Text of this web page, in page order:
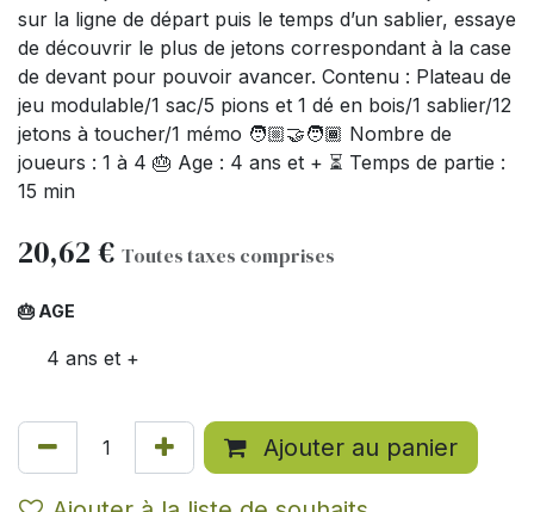
sur la ligne de départ puis le temps d’un sablier, essaye
de découvrir le plus de jetons correspondant à la case
de devant pour pouvoir avancer. Contenu : Plateau de
jeu modulable/1 sac/5 pions et 1 dé en bois/1 sablier/12
jetons à toucher/1 mémo 🧑🏼‍🤝‍🧑🏾 Nombre de
joueurs : 1 à 4 🎂 Age : 4 ans et + ⏳ Temps de partie :
15 min
20,62 € Toutes taxes comprises
🎂 AGE
4 ans et +
Ajouter au panier